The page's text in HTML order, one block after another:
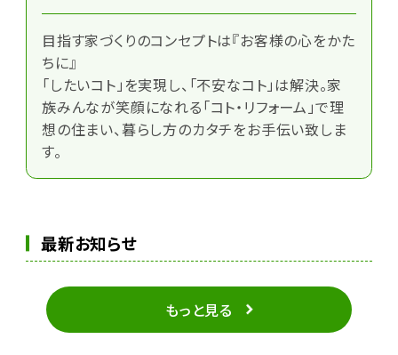
目指す家づくりのコンセプトは『お客様の心をかた
ちに』
「したいコト」を実現し、「不安なコト」は解決。家
族みんなが笑顔になれる「コト・リフォーム」で理
想の住まい、暮らし方のカタチをお手伝い致しま
す。
最新お知らせ
もっと見る